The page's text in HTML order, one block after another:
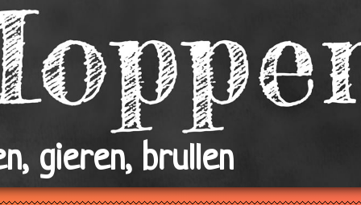
gieren, brullen
Temel en Dursun
Vibo
Kleine borsten
Russische Mafia
Joggen
Schapenspuug